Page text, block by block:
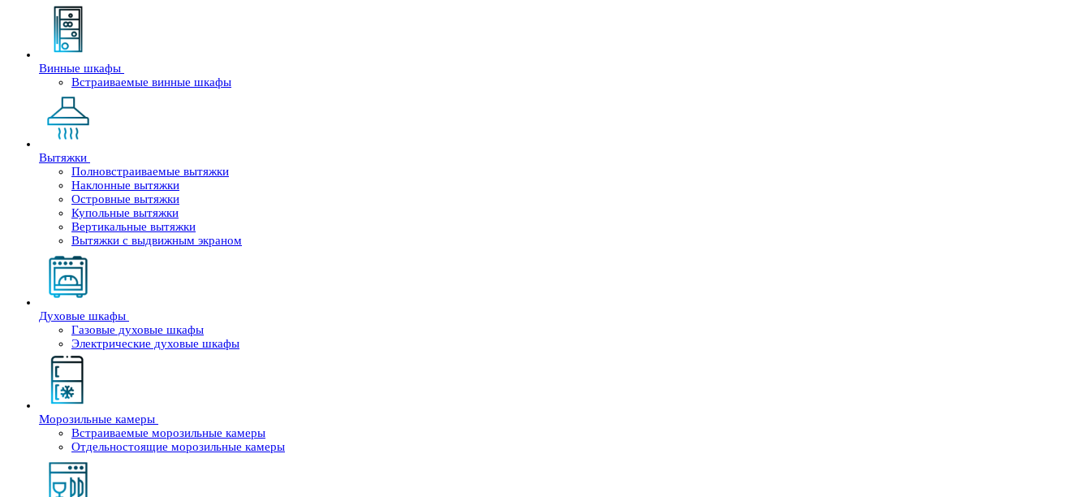
Винные шкафы
Встраиваемые винные шкафы
Вытяжки
Полновстраиваемые вытяжки
Наклонные вытяжки
Островные вытяжки
Купольные вытяжки
Вертикальные вытяжки
Вытяжки с выдвижным экраном
Духовые шкафы
Газовые духовые шкафы
Электрические духовые шкафы
Морозильные камеры
Встраиваемые морозильные камеры
Отдельностоящие морозильные камеры